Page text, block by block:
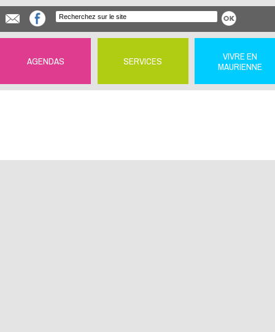
AGENDAS SERVICES
VIVRE EN
MAURIENNE